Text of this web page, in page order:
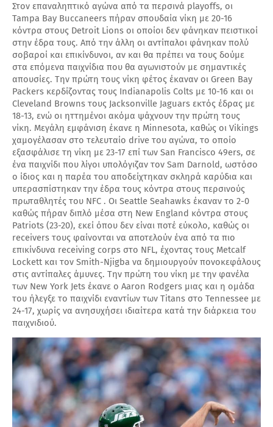
Στον επαναληπτικό αγώνα από τα περσινά playoffs, οι
Tampa Bay Buccaneers πήραν σπουδαία νίκη με 20-16
κόντρα στους Detroit Lions οι οποίοι δεν φάνηκαν πειστικοί
στην έδρα τους. Από την άλλη οι αντίπαλοι φάνηκαν πολύ
σοβαροί και επικίνδυνοι, αν και θα πρέπει να τους δούμε
στα επόμενα παιχνίδια που θα αγωνιστούν με σημαντικές
απουσίες. Την πρώτη τους νίκη φέτος έκαναν οι Green Bay
Packers κερδίζοντας τους Indianapolis Colts με 10-16 και οι
Cleveland Browns τους Jacksonville Jaguars εκτός έδρας με
18-13, ενώ οι ηττημένοι ακόμα ψάχνουν την πρώτη τους
νίκη. Μεγάλη εμφάνιση έκανε η Minnesota, καθώς οι Vikings
χαμογέλασαν στο τελευταίο drive του αγώνα, το οποίο
εξασφάλισε τη νίκη με 23-17 επί των San Francisco 49ers, σε
ένα παιχνίδι που λίγοι υπολόγιζαν τον Sam Darnold, ωστόσο
ο ίδιος και η παρέα του αποδείχτηκαν σκληρά καρύδια και
υπερασπίστηκαν την έδρα τους κόντρα στους περσινούς
πρωταθλητές του NFC . Οι Seattle Seahawks έκαναν το 2-0
καθώς πήραν διπλό μέσα στη New England κόντρα στους
Patriots (23-20), εκεί όπου δεν είναι ποτέ εύκολο, καθώς οι
receivers τους φαίνονται να αποτελούν ένα από τα πιο
επικίνδυνα receiving corps στο NFL, έχοντας τους Metcalf
Lockett και τον Smith-Njigba να δημιουργούν πονοκεφάλους
στις αντίπαλες άμυνες. Την πρώτη του νίκη με την φανέλα
των New York Jets έκανε ο Aaron Rodgers μιας και η ομάδα
του ήλεγξε το παιχνίδι εναντίων των Titans στο Tennessee με
24-17, χωρίς να ανησυχήσει ιδιαίτερα κατά την διάρκεια του
παιχνιδιού.